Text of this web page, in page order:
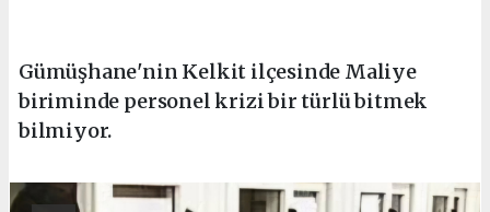
Gümüşhane'nin Kelkit ilçesinde Maliye
biriminde personel krizi bir türlü bitmek
bilmiyor.